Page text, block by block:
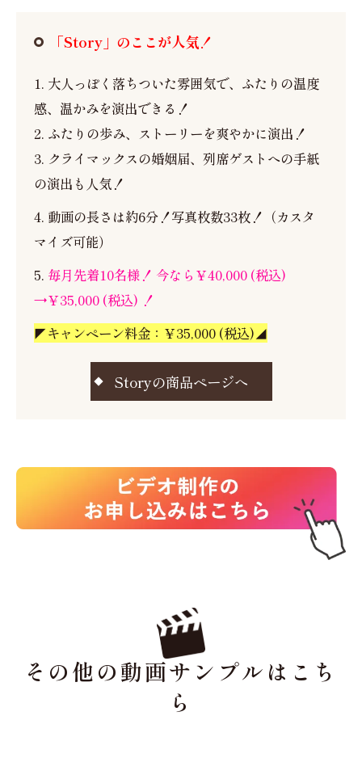
「Story」のここが人気！
1. 大人っぽく落ちついた雰囲気で、ふたりの温度
感、温かみを演出できる！
2. ふたりの歩み、ストーリーを爽やかに演出！
3. クライマックスの婚姻届、列席ゲストへの手紙
の演出も人気！
4. 動画の長さは約6分！写真枚数33枚！（カスタ
マイズ可能）
5. 毎月先着10名様！ 今なら￥40,000 (税込)
→￥35,000 (税込) ！
◤キャンペーン料金：￥35,000 (税込)◢
Storyの商品ページへ
その他の動画サンプルはこち
ら